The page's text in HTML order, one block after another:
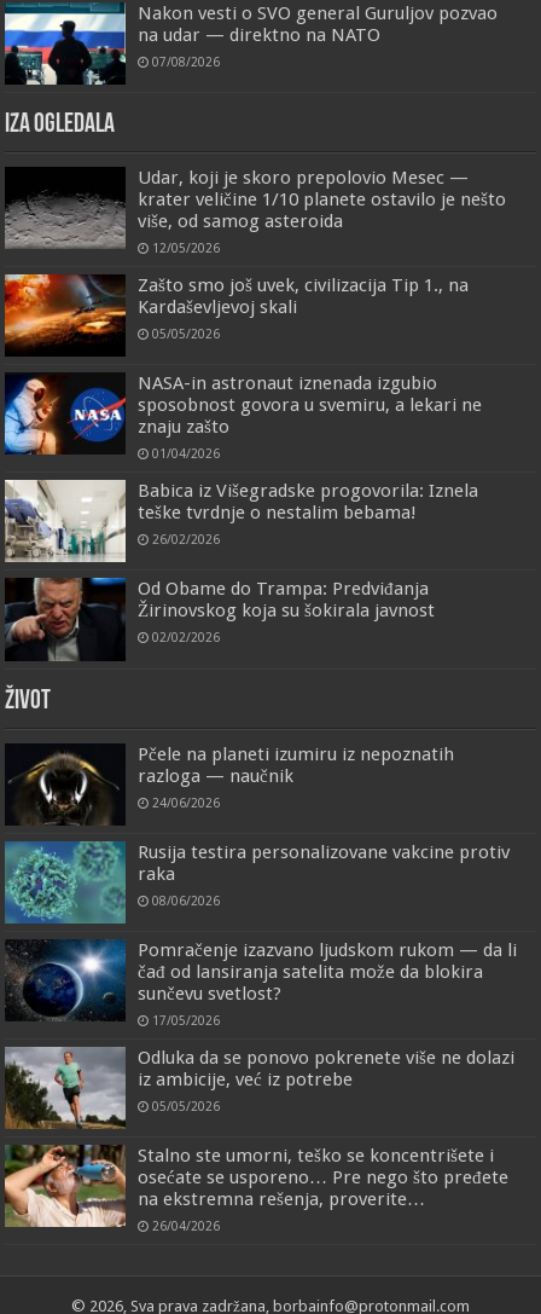
Nakon vesti o SVO general Guruljov pozvao
na udar — direktno na NATO
07/08/2026
IZA OGLEDALA
Udar, koji je skoro prepolovio Mesec —
krater veličine 1/10 planete ostavilo je nešto
više, od samog asteroida
12/05/2026
Zašto smo još uvek, civilizacija Tip 1., na
Kardaševljevoj skali
05/05/2026
NASA-in astronaut iznenada izgubio
sposobnost govora u svemiru, a lekari ne
znaju zašto
01/04/2026
Babica iz Višegradske progovorila: Iznela
teške tvrdnje o nestalim bebama!
26/02/2026
Od Obame do Trampa: Predviđanja
Žirinovskog koja su šokirala javnost
02/02/2026
ŽIVOT
Pčele na planeti izumiru iz nepoznatih
razloga — naučnik
24/06/2026
Rusija testira personalizovane vakcine protiv
raka
08/06/2026
Pomračenje izazvano ljudskom rukom — da li
čađ od lansiranja satelita može da blokira
sunčevu svetlost?
17/05/2026
Odluka da se ponovo pokrenete više ne dolazi
iz ambicije, već iz potrebe
05/05/2026
Stalno ste umorni, teško se koncentrišete i
osećate se usporeno… Pre nego što pređete
na ekstremna rešenja, proverite…
26/04/2026
© 2026, Sva prava zadržana, borbainfo@protonmail.com